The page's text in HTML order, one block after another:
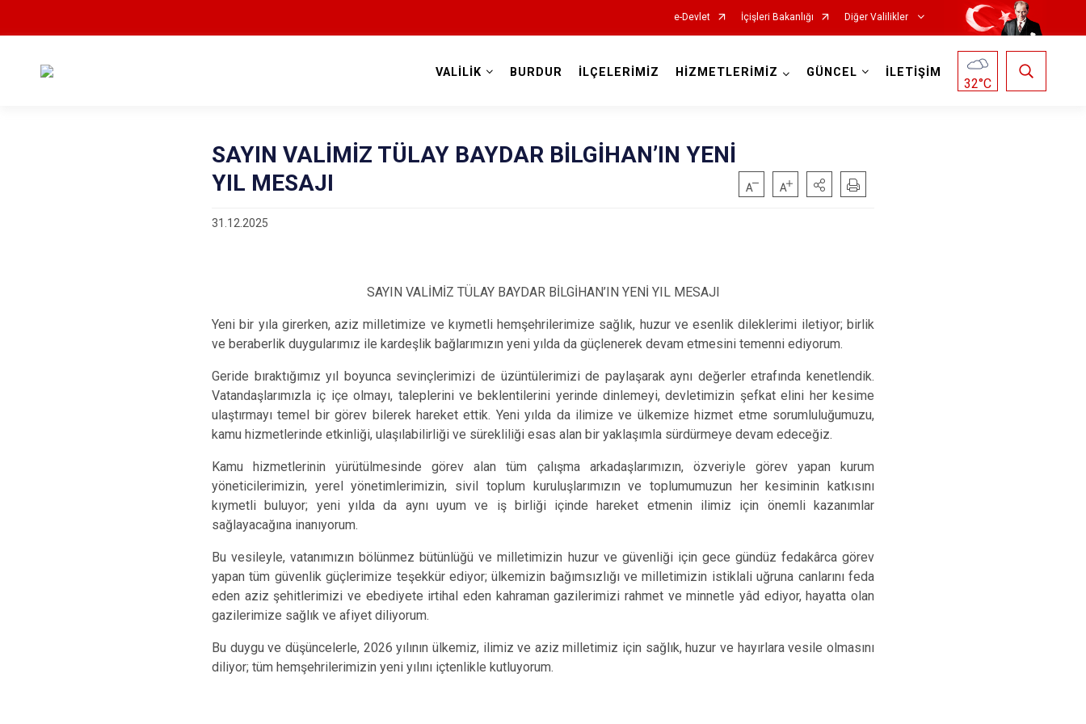
e-Devlet İçişleri Bakanlığı Diğer Valilikler
VALİLİK BURDUR İLÇELERİMİZ HİZMETLERİMİZ GÜNCEL İLETİŞİM
32°C
SAYIN VALİMİZ TÜLAY BAYDAR BİLGİHAN’IN YENİ
YIL MESAJI
31.12.2025
SAYIN VALİMİZ TÜLAY BAYDAR BİLGİHAN’IN YENİ YIL MESAJI
Yeni bir yıla girerken, aziz milletimize ve kıymetli hemşehrilerimize sağlık, huzur ve esenlik dileklerimi iletiyor; birlik
ve beraberlik duygularımız ile kardeşlik bağlarımızın yeni yılda da güçlenerek devam etmesini temenni ediyorum.
Geride bıraktığımız yıl boyunca sevinçlerimizi de üzüntülerimizi de paylaşarak aynı değerler etrafında kenetlendik.
Vatandaşlarımızla iç içe olmayı, taleplerini ve beklentilerini yerinde dinlemeyi, devletimizin şefkat elini her kesime
ulaştırmayı temel bir görev bilerek hareket ettik. Yeni yılda da ilimize ve ülkemize hizmet etme sorumluluğumuzu,
kamu hizmetlerinde etkinliği, ulaşılabilirliği ve sürekliliği esas alan bir yaklaşımla sürdürmeye devam edeceğiz.
Kamu hizmetlerinin yürütülmesinde görev alan tüm çalışma arkadaşlarımızın, özveriyle görev yapan kurum
yöneticilerimizin, yerel yönetimlerimizin, sivil toplum kuruluşlarımızın ve toplumumuzun her kesiminin katkısını
kıymetli buluyor; yeni yılda da aynı uyum ve iş birliği içinde hareket etmenin ilimiz için önemli kazanımlar
sağlayacağına inanıyorum.
Bu vesileyle, vatanımızın bölünmez bütünlüğü ve milletimizin huzur ve güvenliği için gece gündüz fedakârca görev
yapan tüm güvenlik güçlerimize teşekkür ediyor; ülkemizin bağımsızlığı ve milletimizin istiklali uğruna canlarını feda
eden aziz şehitlerimizi ve ebediyete irtihal eden kahraman gazilerimizi rahmet ve minnetle yâd ediyor, hayatta olan
gazilerimize sağlık ve afiyet diliyorum.
Bu duygu ve düşüncelerle, 2026 yılının ülkemiz, ilimiz ve aziz milletimiz için sağlık, huzur ve hayırlara vesile olmasını
diliyor; tüm hemşehrilerimizin yeni yılını içtenlikle kutluyorum.